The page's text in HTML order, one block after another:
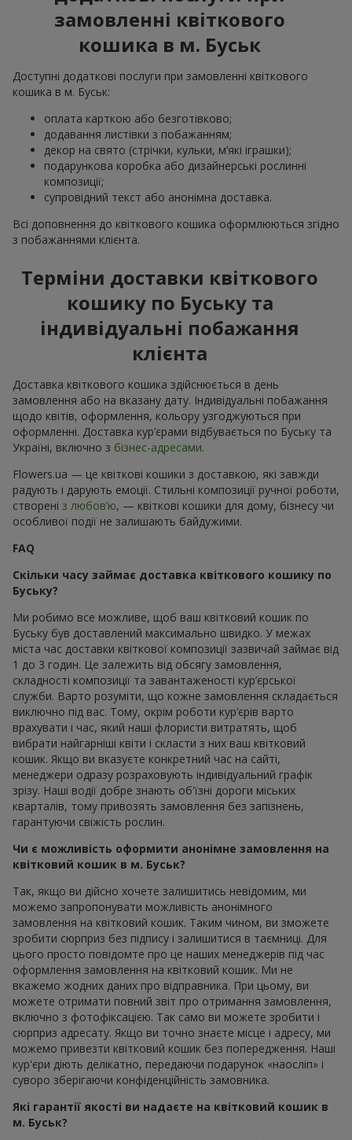
замовленні квіткового
кошика в м. Буськ
Доступні додаткові послуги при замовленні квіткового
кошика в м. Буськ:
оплата карткою або безготівково;
додавання листівки з побажанням;
декор на свято (стрічки, кульки, м’які іграшки);
подарункова коробка або дизайнерські рослинні
композиції;
супровідний текст або анонімна доставка.
Всі доповнення до квіткового кошика оформлюються згідно
з побажаннями клієнта.
Терміни доставки квіткового
кошику по Буську та
індивідуальні побажання
клієнта
Доставка квіткового кошика здійснюється в день
замовлення або на вказану дату. Індивідуальні побажання
щодо квітів, оформлення, кольору узгоджуються при
оформленні. Доставка кур’єрами відбувається по Буську та
Україні, включно з бізнес-адресами.
Flowers.ua — це квіткові кошики з доставкою, які завжди
радують і дарують емоції. Стильні композиції ручної роботи,
створені з любов’ю, — квіткові кошики для дому, бізнесу чи
особливої події не залишають байдужими.
FAQ
Скільки часу займає доставка квіткового кошику по
Буську?
Ми робимо все можливе, щоб ваш квітковий кошик по
Буську був доставлений максимально швидко. У межах
міста час доставки квіткової композиції зазвичай займає від
1 до 3 годин. Це залежить від обсягу замовлення,
складності композиції та завантаженості кур’єрської
служби. Варто розуміти, що кожне замовлення складається
виключно під вас. Тому, окрім роботи кур’єрів варто
врахувати і час, який наші флористи витратять, щоб
вибрати найгарніші квіти і скласти з них ваш квітковий
кошик. Якщо ви вказуєте конкретний час на сайті,
менеджери одразу розраховують індивідуальний графік
зрізу. Наші водії добре знають об'їзні дороги міських
кварталів, тому привозять замовлення без запізнень,
гарантуючи свіжість рослин.
Чи є можливість оформити анонімне замовлення на
квітковий кошик в м. Буськ?
Так, якщо ви дійсно хочете залишитись невідомим, ми
можемо запропонувати можливість анонімного
замовлення на квітковий кошик. Таким чином, ви зможете
зробити сюрприз без підпису і залишитися в таємниці. Для
цього просто повідомте про це наших менеджерів під час
оформлення замовлення на квітковий кошик. Ми не
вкажемо жодних даних про відправника. При цьому, ви
можете отримати повний звіт про отримання замовлення,
включно з фотофіксацією. Так само ви можете зробити і
сюрприз адресату. Якщо ви точно знаєте місце і адресу, ми
можемо привезти квітковий кошик без попередження. Наші
кур'єри діють делікатно, передаючи подарунок «наосліп» і
суворо зберігаючи конфіденційність замовника.
Які гарантії якості ви надаєте на квітковий кошик в
м. Буськ?